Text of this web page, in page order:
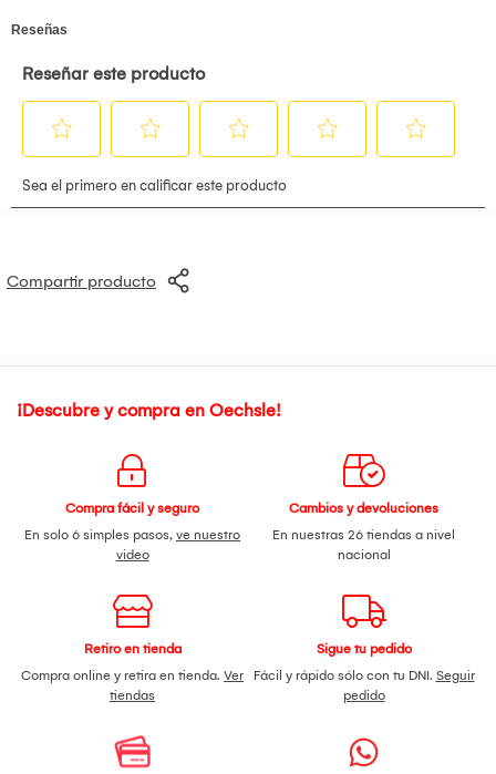
Compartir producto
¡Descubre y compra en Oechsle!
Compra fácil y seguro
En solo 6 simples pasos, ve nuestro
video
Cambios y devoluciones
En nuestras 26 tiendas a nivel
nacional
Retiro en tienda
Compra online y retira en tienda. Ver
tiendas
Sigue tu pedido
Fácil y rápido sólo con tu DNI. Seguir
pedido